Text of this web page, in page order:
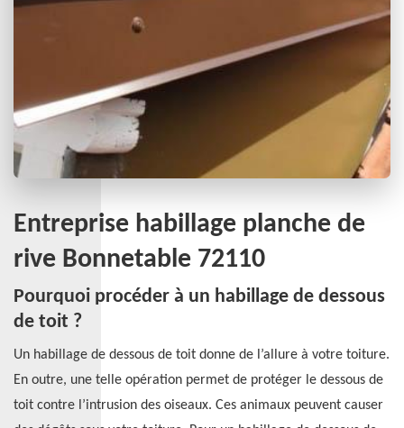
Entreprise habillage planche de
rive Bonnetable 72110
Pourquoi procéder à un habillage de dessous
de toit ?
Un habillage de dessous de toit donne de l’allure à votre toiture.
En outre, une telle opération permet de protéger le dessous de
toit contre l’intrusion des oiseaux. Ces animaux peuvent causer